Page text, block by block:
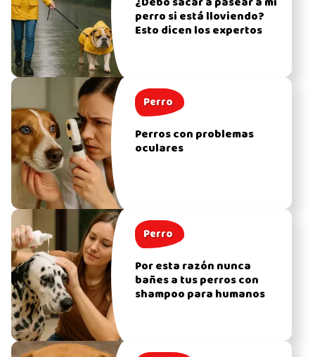
perro si está lloviendo?
Esto dicen los expertos
Perro
Perros con problemas
oculares
Perro
Por esta razón nunca
bañes a tus perros con
shampoo para humanos